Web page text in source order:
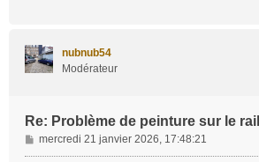
nubnub54
Modérateur
Re: Problème de peinture sur le
M
e
mercredi 21 janvier 2026, 17:48:21